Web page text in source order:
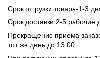
Срок отгрузки товара-1-3
Срок доставки 2-5 рабочие
Прекращение приема
тот же день до 13.00.